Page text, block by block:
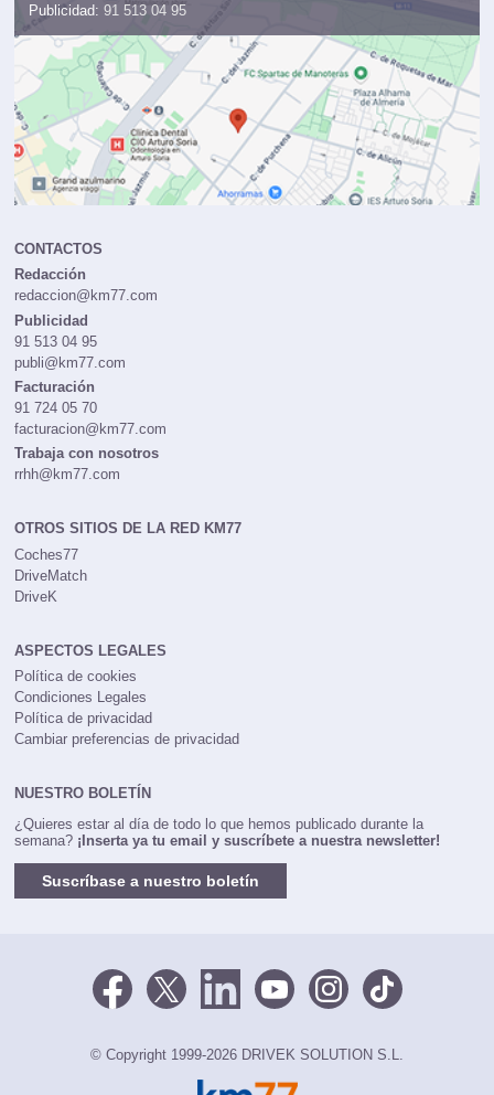
Publicidad: 91 513 04 95
CONTACTOS
Redacción
redaccion@km77.com
Publicidad
91 513 04 95
publi@km77.com
Facturación
91 724 05 70
facturacion@km77.com
Trabaja con nosotros
rrhh@km77.com
OTROS SITIOS DE LA RED KM77
Coches77
DriveMatch
DriveK
ASPECTOS LEGALES
Política de cookies
Condiciones Legales
Política de privacidad
Cambiar preferencias de privacidad
NUESTRO BOLETÍN
¿Quieres estar al día de todo lo que hemos publicado durante la
semana? ¡Inserta ya tu email y suscríbete a nuestra newsletter!
Suscríbase a nuestro boletín
© Copyright 1999-2026 DRIVEK SOLUTION S.L.